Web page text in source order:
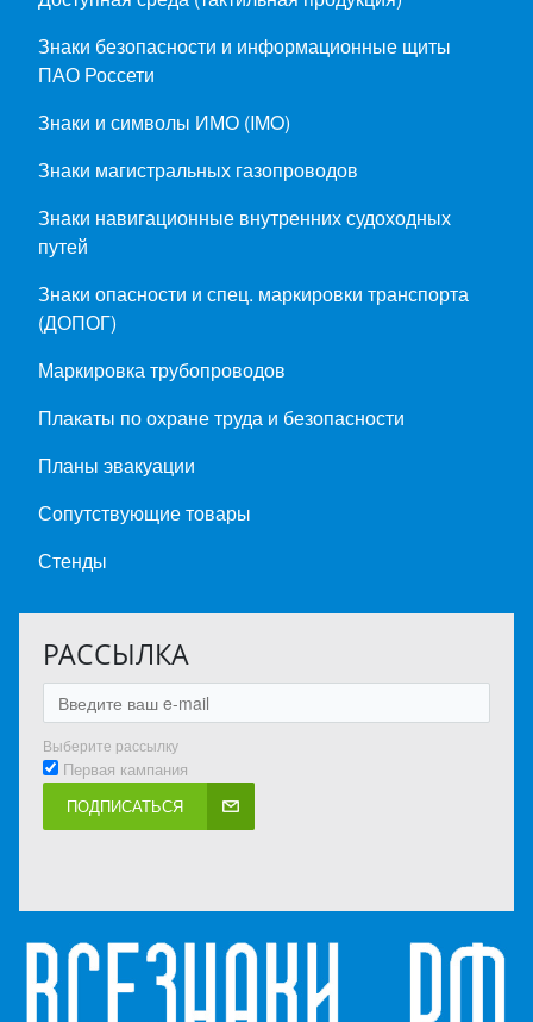
Знаки безопасности и информационные щиты
ПАО Россети
Знаки и символы ИМО (IMO)
Знаки магистральных газопроводов
Знаки навигационные внутренних судоходных
путей
Знаки опасности и спец. маркировки транспорта
(ДОПОГ)
Маркировка трубопроводов
Плакаты по охране труда и безопасности
Планы эвакуации
Сопутствующие товары
Стенды
РАССЫЛКА
Выберите рассылку
Первая кампания
ПОДПИСАТЬСЯ